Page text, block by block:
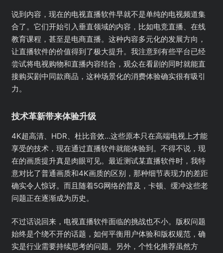
说到内容，现在的电视直播软件早就不是单纯的电视频道集
合了。它们开始引入垂直领域的内容，比如电竞直播、在线
教育课程，甚至是电商直播。这种内容多元化的发展方向，
让直播软件的价值得到了极大提升。我注意到有些平台已经
尝试将电视购物和直播内容结合，观众在看剧的同时就能直
接购买剧中同款商品，这种场景化的消费体验确实很有吸引
力。
技术革新带来体验升级
4K超高清、HDR、杜比音效…这些原本只在高端电视上才能
享受的技术，现在通过直播软件就能体验到。不得不说，现
在的画质提升真是肉眼可见。最近测试某直播软件时，我特
意对比了普通画质和4K画质的区别，那种细节表现力的差距
确实令人惊讶。而且随着5G网络的普及，卡顿、缓冲这些老
问题正在逐渐成为历史。
不过话说回来，电视直播软件面临的挑战也不小。版权问题
始终是个绕不开的话题，如何平衡用户体验和版权规范，确
实是行业需要持续思考的问题。另外，个性化推荐虽然方